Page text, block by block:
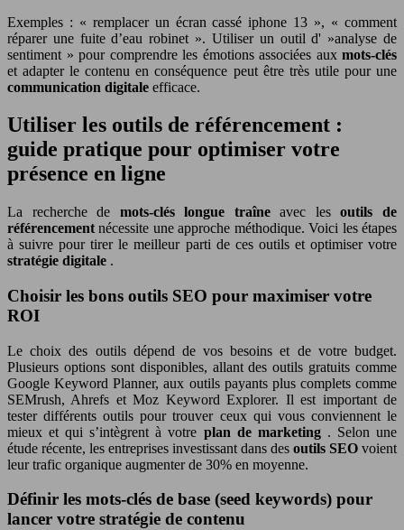
Exemples : « remplacer un écran cassé iphone 13 », « comment
réparer une fuite d’eau robinet ». Utiliser un outil d' »analyse de
sentiment » pour comprendre les émotions associées aux mots-clés
et adapter le contenu en conséquence peut être très utile pour une
communication digitale efficace.
Utiliser les outils de référencement :
guide pratique pour optimiser votre
présence en ligne
La recherche de mots-clés longue traîneavec lesoutils de
référencementnécessite une approche méthodique. Voici les étapes
à suivre pour tirer le meilleur parti de ces outils et optimiser votre
stratégie digitale .
Choisir les bons outils SEO pour maximiser votre
ROI
Le choix des outils dépend de vos besoins et de votre budget.
Plusieurs options sont disponibles, allant des outils gratuits comme
Google Keyword Planner, aux outils payants plus complets comme
SEMrush, Ahrefs et Moz Keyword Explorer. Il est important de
tester différents outils pour trouver ceux qui vous conviennent le
mieux et qui s’intègrent à votre plan de marketing . Selon une
étude récente, les entreprises investissant dans des outils SEO voient
leur trafic organique augmenter de 30% en moyenne.
Définir les mots-clés de base (seed keywords) pour
lancer votre stratégie de contenu